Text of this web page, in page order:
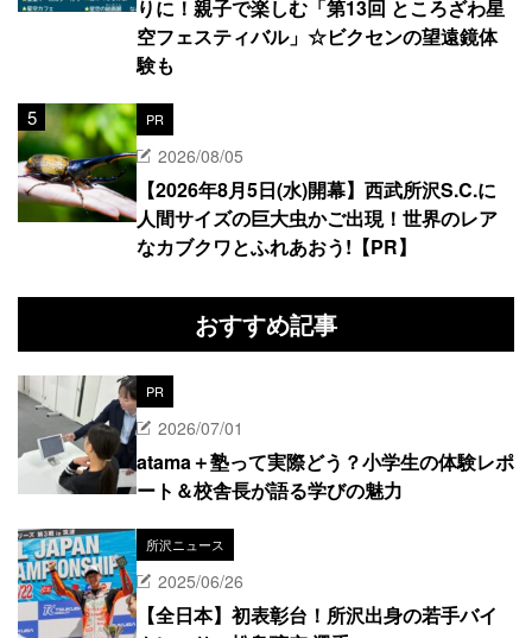
りに！親子で楽しむ「第13回 ところざわ星
空フェスティバル」☆ビクセンの望遠鏡体
験も
PR
2026/08/05
【2026年8月5日(水)開幕】西武所沢S.C.に
人間サイズの巨大虫かご出現！世界のレア
なカブクワとふれあおう!【PR】
おすすめ記事
PR
2026/07/01
atama＋塾って実際どう？小学生の体験レポ
ート＆校舎長が語る学びの魅力
所沢ニュース
2025/06/26
【全日本】初表彰台！所沢出身の若手バイ